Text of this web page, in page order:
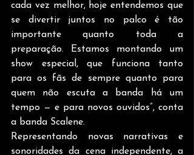
cada vez melhor, hoje entendemos que
se divertir juntos no palco é tão
importante quanto toda a
preparação. Estamos montando um
show especial, que funciona tanto
para os fãs de sempre quanto para
quem não escuta a banda há um
tempo — e para novos ouvidos”, conta
a banda Scalene.
Representando novas narrativas e
sonoridades da cena independente, a